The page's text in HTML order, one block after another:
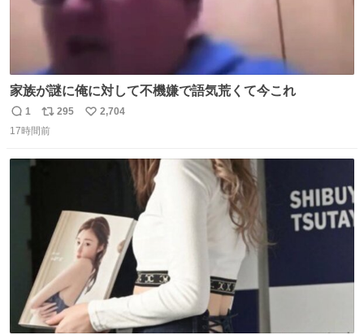
家族が謎に俺に対して不機嫌で語気荒くて今これ
返
信
1
リ
ポ
295
い
2,704
17時間前